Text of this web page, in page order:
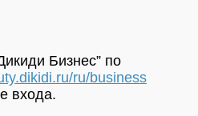
Бизнес” по
ru/business
входа.